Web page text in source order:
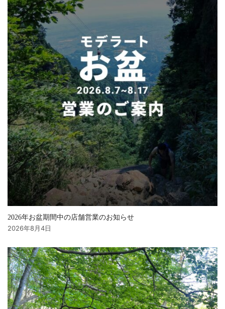
2026年お盆期間中の店舗営業のお知らせ
2026年8月4日